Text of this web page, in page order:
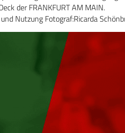
der FRANKFURT AM MAIN.
Nutzung Fotograf:Ricarda